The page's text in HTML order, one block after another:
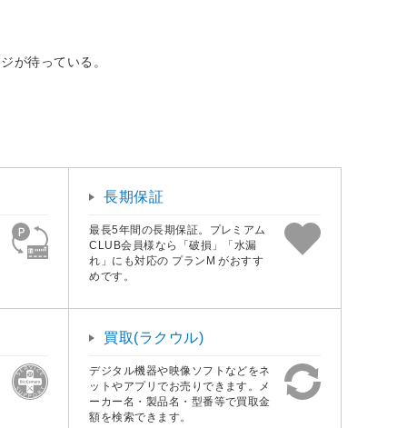
が待っている。
長期保証
最長5年間の長期保証。プレミアム
CLUB会員様なら「破損」「水漏
れ」にも対応の プランM がおすす
めです。
買取(ラクウル)
デジタル機器や映像ソフトなどをネ
ットやアプリでお売りできます。メ
ーカー名・製品名・型番等で買取金
額を検索できます。